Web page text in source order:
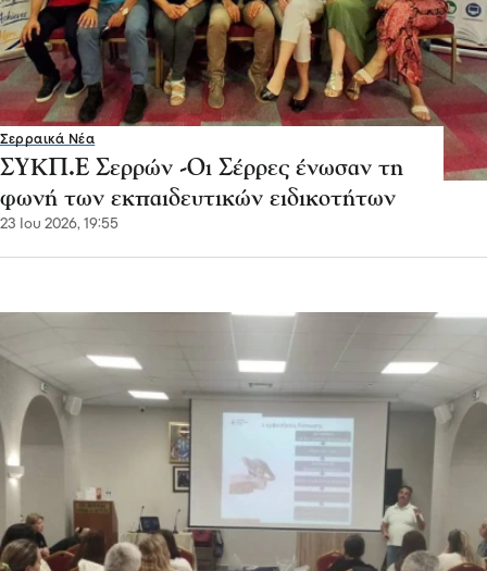
Σερραικά Νέα
ΣΥΚΠ.Ε Σερρών -Οι Σέρρες ένωσαν τη
φωνή των εκπαιδευτικών ειδικοτήτων
23 Ιου 2026, 19:55